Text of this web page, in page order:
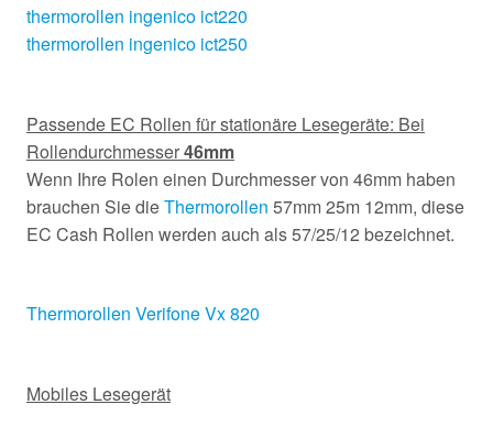
thermorollen ingenico ict220
thermorollen ingenico ict250
Passende EC Rollen für stationäre Lesegeräte: Bei
Rollendurchmesser46mm
Wenn Ihre Rolen einen Durchmesser von 46mm haben
brauchen Sie dieThermorollen 57mm 25m 12mm, diese
EC Cash Rollen werden auch als 57/25/12 bezeichnet.
Thermorollen Verifone Vx 820
Mobiles Lesegerät